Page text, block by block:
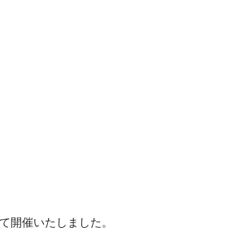
開催いたしました。